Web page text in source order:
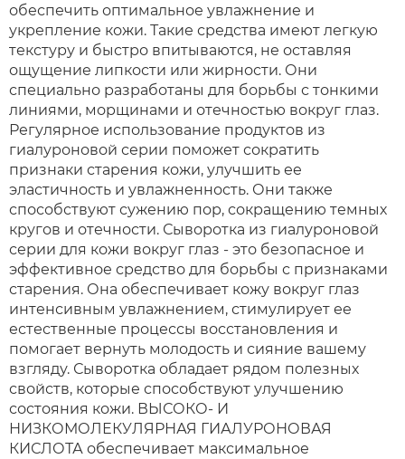
обеспечить оптимальное увлажнение и
укрепление кожи. Такие средства имеют легкую
текстуру и быстро впитываются, не оставляя
ощущение липкости или жирности. Они
специально разработаны для борьбы с тонкими
линиями, морщинами и отечностью вокруг глаз.
Регулярное использование продуктов из
гиалуроновой серии поможет сократить
признаки старения кожи, улучшить ее
эластичность и увлажненность. Они также
способствуют сужению пор, сокращению темных
кругов и отечности. Сыворотка из гиалуроновой
серии для кожи вокруг глаз - это безопасное и
эффективное средство для борьбы с признаками
старения. Она обеспечивает кожу вокруг глаз
интенсивным увлажнением, стимулирует ее
естественные процессы восстановления и
помогает вернуть молодость и сияние вашему
взгляду. Сыворотка обладает рядом полезных
свойств, которые способствуют улучшению
состояния кожи. ВЫСОКО- И
НИЗКОМОЛЕКУЛЯРНАЯ ГИАЛУРОНОВАЯ
КИСЛОТА обеспечивает максимальное